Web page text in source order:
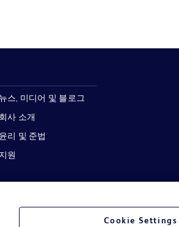
뉴스, 미디어 및 블로그
회사 소개
윤리 및 준법
지원
Cookie Settings